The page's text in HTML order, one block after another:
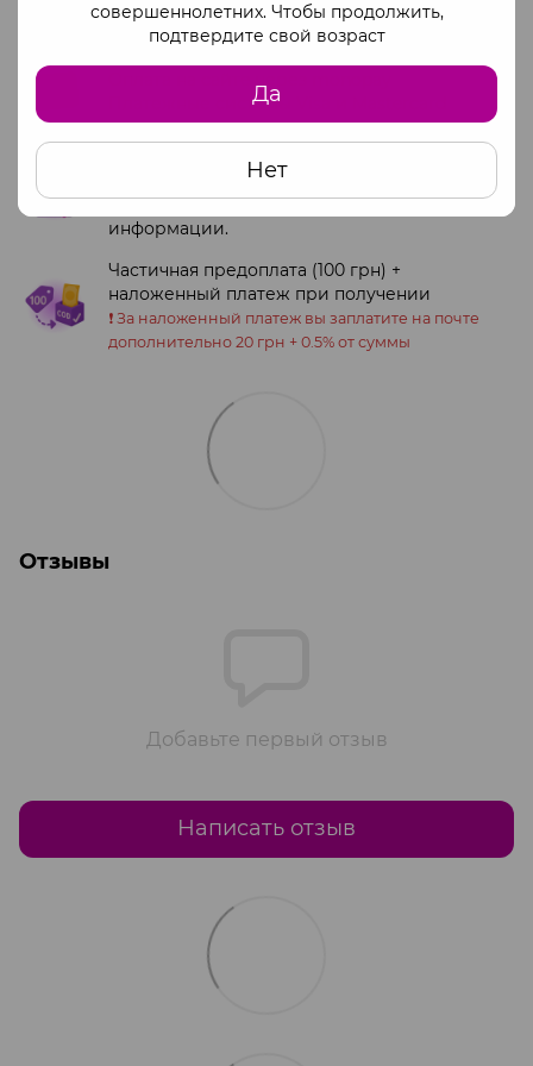
совершеннолетних. Чтобы продолжить,
подтвердите свой возраст
Да
Нет
Доступные способы оплаты:
Платежные системы Visa и Mastercard
Полная оплата по официальным реквизитам
Обращайтесь к менеджеру для получения
информации.
Частичная предоплата (100 грн) +
наложенный платеж при получении
❗️ За наложенный платеж вы заплатите на почте
дополнительно 20 грн + 0.5% от суммы
Отзывы
Добавьте первый отзыв
Написать отзыв